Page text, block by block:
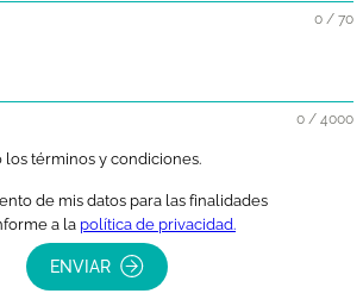
0 / 70
0 / 4000
los términos y condiciones.
de mis datos para las finalidades
a la política de privacidad.
ENVIAR